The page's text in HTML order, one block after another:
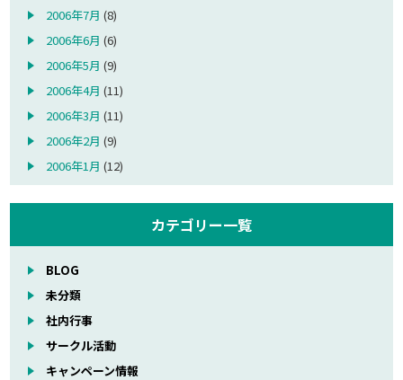
2006年7月 (8)
2006年6月 (6)
2006年5月 (9)
2006年4月 (11)
2006年3月 (11)
2006年2月 (9)
2006年1月 (12)
カテゴリー一覧
BLOG
未分類
社内行事
サークル活動
キャンペーン情報